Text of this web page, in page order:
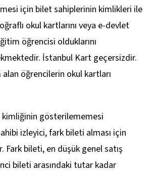
için bilet sahiplerinin kimlikleri ile
okul kartlarını veya e-devlet
öğrencisi olduklarını
İstanbul Kart geçersizdir.
alan öğrencilerin okul kartları
kimliğinin gösterilememesi
izleyici, fark bileti alması için
Fark bileti, en düşük genel satış
bileti arasındaki tutar kadar